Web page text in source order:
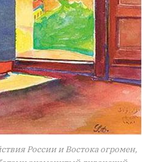
России и Востока огромен,